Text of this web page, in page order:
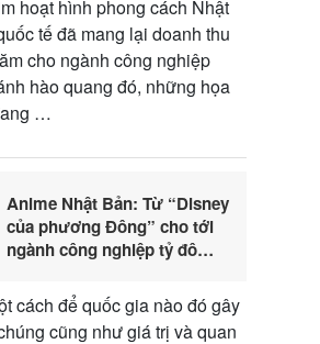
hoạt hình phong cách Nhật
tế đã mang lại doanh thu
cho ngành công nghiệp
hào quang đó, những họa
…
Anime Nhật Bản: Từ “Disney
của phương Đông” cho tới
ngành công nghiệp tỷ đô
cách để quốc gia nào đó gây
cũng như giá trị và quan